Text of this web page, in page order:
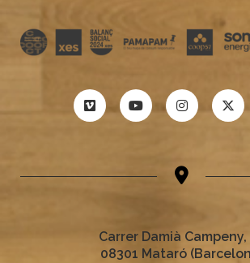
Carrer Damià Campeny,
08301 Mataró